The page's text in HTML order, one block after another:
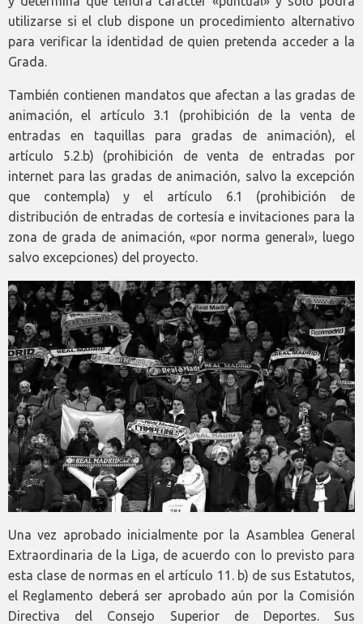
utilizarse si el club dispone un procedimiento alternativo
para verificar la identidad de quien pretenda acceder a la
Grada.
También contienen mandatos que afectan a las gradas de
animación, el artículo 3.1 (prohibición de la venta de
entradas en taquillas para gradas de animación), el
artículo 5.2.b) (prohibición de venta de entradas por
internet para las gradas de animación, salvo la excepción
que contempla) y el artículo 6.1 (prohibición de
distribución de entradas de cortesía e invitaciones para la
zona de grada de animación, «por norma general», luego
salvo excepciones) del proyecto.
Una vez aprobado inicialmente por la Asamblea General
Extraordinaria de la Liga, de acuerdo con lo previsto para
esta clase de normas en el artículo 11. b) de sus Estatutos,
el Reglamento deberá ser aprobado aún por la Comisión
Directiva del Consejo Superior de Deportes. Sus